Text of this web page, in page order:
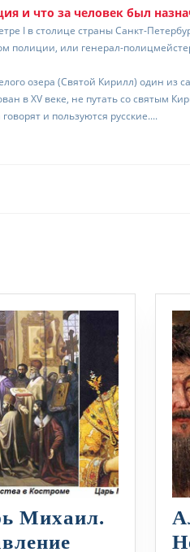
и что за человек был
I в столице страны Санкт-
или генерал-
озера (Святой Кирилл) один из
в XV веке, не путать со святым
и пользуются русские....
Михаил.